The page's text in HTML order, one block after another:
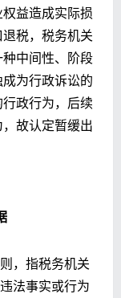
益造成实际损
税，税务机关
中间性、阶段
为行政诉讼的
政行为，后续
故认定暂缓出
，指税务机关
法事实或行为